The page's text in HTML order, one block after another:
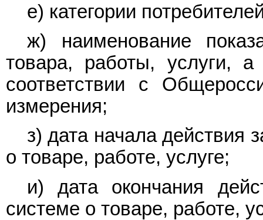
е) категории
ж) наименование
товара, работы, услуги,
соответствии с
измерения;
з) дата начала действия
о товаре, работе, услуге;
и) дата окончания
системе о товаре, работе,